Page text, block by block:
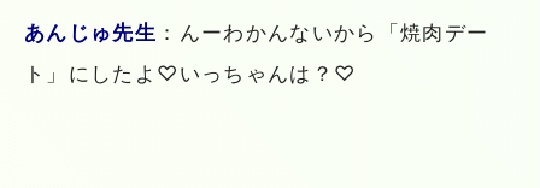
あんじゅ先生 ：んーわかんないから「焼肉デー
ト」にしたよ♡いっちゃんは？♡